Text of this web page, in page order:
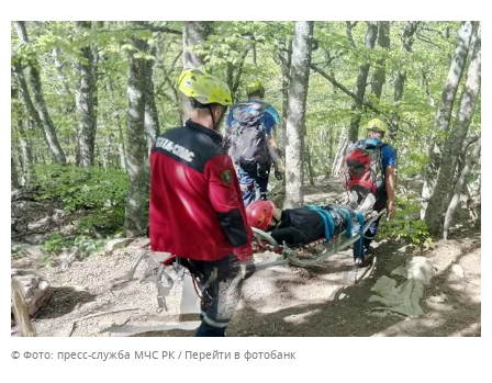
© Фото: пресс-служба МЧС РК Перейти в фотобанк